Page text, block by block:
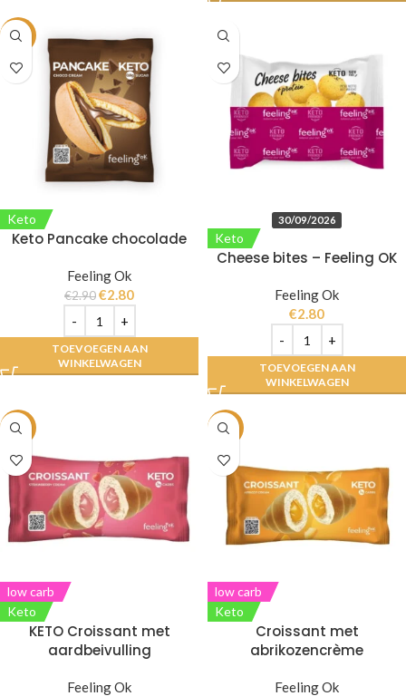
-3%
Keto
Keto Pancake chocolade
Feeling Ok
€2.90€2.80
TOEVOEGEN AAN
WINKELWAGEN
30/09/2026
Keto
Cheese bites – Feeling OK
Feeling Ok
€2.80
TOEVOEGEN AAN
WINKELWAGEN
-11%
low carb
Keto
KETO Croissant met
aardbeivulling
Feeling Ok
-11%
low carb
Keto
Croissant met
abrikozencrème
Feeling Ok